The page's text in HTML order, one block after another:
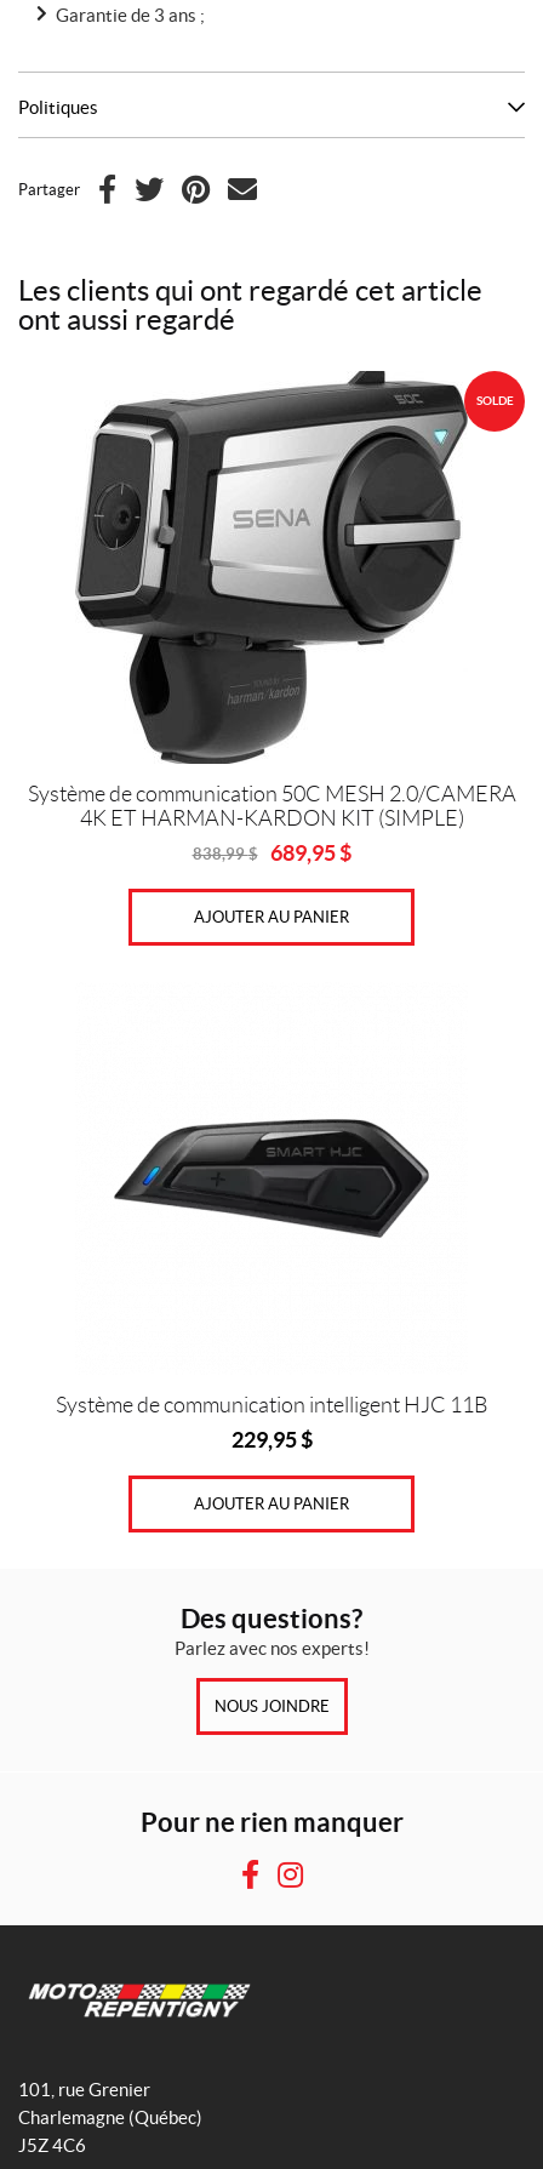
Garantie de 3 ans ;
Politiques
Partager
F
e
b
T
t
t
P
t
e
s
t
C
r
r
l
Les clients qui ont regardé cet article
ont aussi regardé
Système de communication 50C MESH 2.0/CAMERA
4K ET HARMAN-KARDON KIT (SIMPLE)
SOLDE
838,99$
Original
price
was:
838,99
$.
689,95$
Current
price
is:
689,95
$.
AJOUTER AU PANIER
Système de communication intelligent HJC 11B
229,95$
AJOUTER AU PANIER
Des questions?
Parlez avec nos experts!
NOUS JOINDRE
Pour ne rien manquer
F
b
I
o
t
o
R
101, rue Grenier
Charlemagne (Québec)
J5Z 4C6